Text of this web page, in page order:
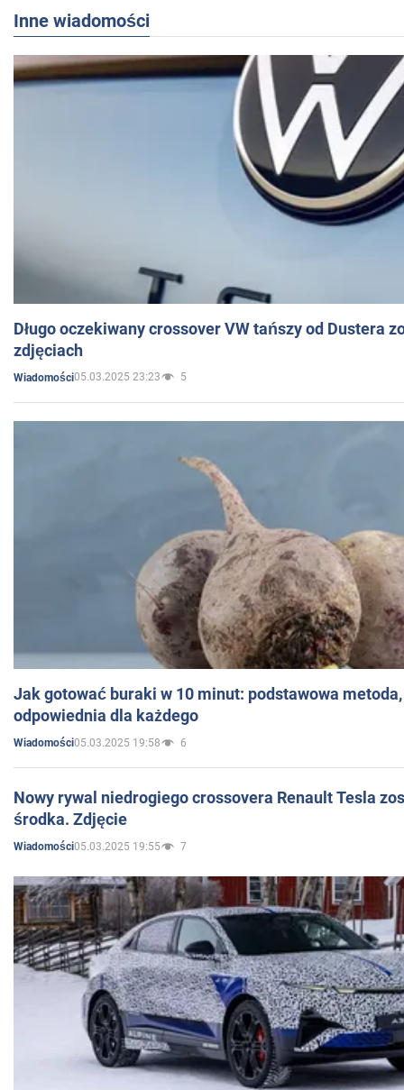
Inne wiadomości
Długo oczekiwany crossover VW tańszy od Dustera
zdjęciach
Wiadomości05.03.2025 23:23 5
Jak gotować buraki w 10 minut: podstawowa
odpowiednia dla każdego
Wiadomości05.03.2025 19:58 6
Nowy rywal niedrogiego crossovera Renault Tesla
środka. Zdjęcie
Wiadomości05.03.2025 19:55 7